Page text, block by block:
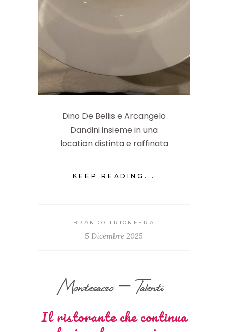
Dino De Bellis e Arcangelo
Dandini insieme in una
location distinta e raffinata
KEEP READING...
BRANDO TRIONFERA
5 Dicembre 2025
Montesacro – Talenti
Il ristorante che continua